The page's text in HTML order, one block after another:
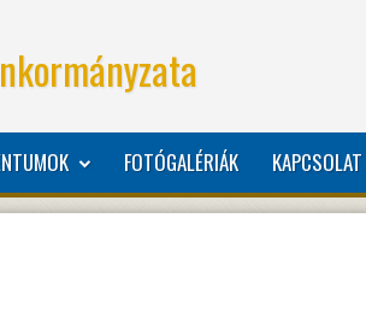
FOTÓGALÉRIÁK KAPCSOLAT